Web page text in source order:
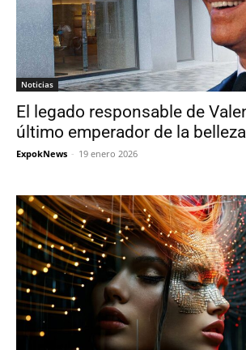
Noticias
El legado responsable de
último emperador de la belleza
ExpokNews - 19 enero 2026